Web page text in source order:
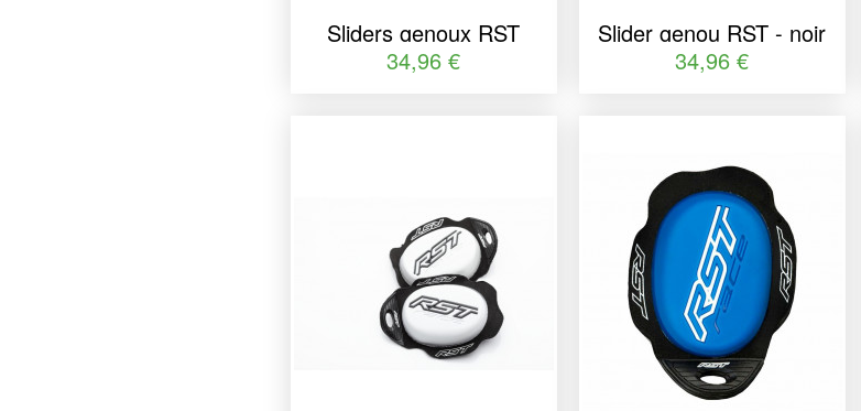
Sliders genoux RST
Factory
34,96 €
Slider genou RST - noir
taille unique
34,96 €